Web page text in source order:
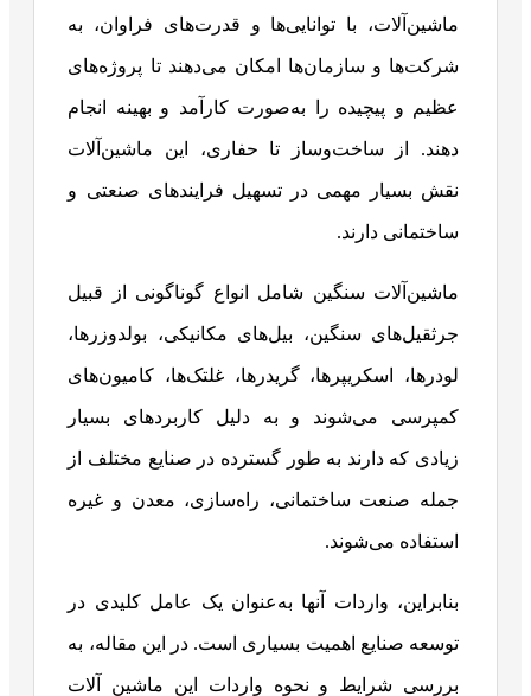
ماشین‌آلات، با توانایی‌ها و قدرت‌های فراوان، به
شرکت‌ها و سازمان‌ها امکان می‌دهند تا پروژه‌های
عظیم و پیچیده را به‌صورت کارآمد و بهینه انجام
دهند. از ساخت‌وساز تا حفاری، این ماشین‌آلات
نقش بسیار مهمی در تسهیل فرایندهای صنعتی و
ساختمانی دارند.
ماشین‌آلات سنگین شامل انواع گوناگونی از قبیل
جرثقیل‌های سنگین، بیل‌های مکانیکی، بولدوزرها،
لودرها، اسکریپرها، گریدرها، غلتک‌ها، کامیون‌های
کمپرسی می‌شوند و به دلیل کاربردهای بسیار
زیادی که دارند به طور گسترده در صنایع مختلف از
جمله صنعت ساختمانی، راه‌سازی، معدن و غیره
استفاده می‌شوند.
بنابراین، واردات آنها به‌عنوان یک عامل کلیدی در
توسعه صنایع اهمیت بسیاری است. در این مقاله، به
بررسی شرایط و نحوه واردات این ماشین آلات